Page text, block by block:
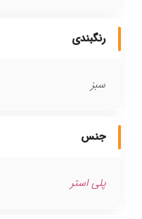
رنگبندی
سبز
جنس
پلی استر